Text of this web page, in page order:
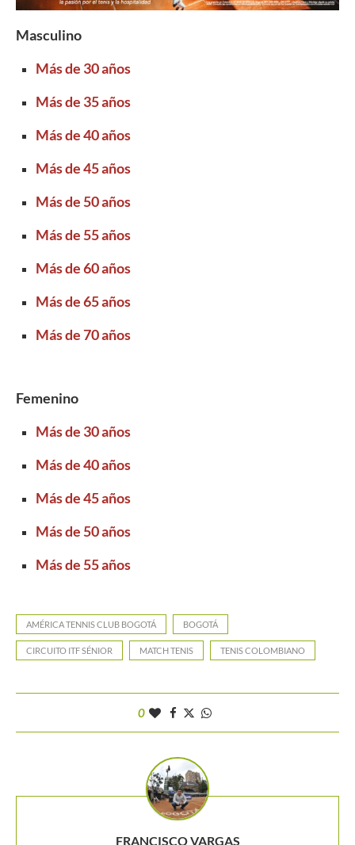
Masculino
Más de 30 años
Más de 35 años
Más de 40 años
Más de 45 años
Más de 50 años
Más de 55 años
Más de 60 años
Más de 65 años
Más de 70 años
Femenino
Más de 30 años
Más de 40 años
Más de 45 años
Más de 50 años
Más de 55 años
AMÉRICA TENNIS CLUB BOGOTÁ BOGOTÁ
CIRCUITO ITF SÉNIOR MATCH TENIS TENIS COLOMBIANO
0
FRANCISCO VARGAS